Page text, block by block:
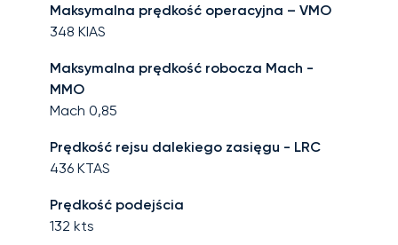
Maksymalna prędkość operacyjna – VMO
348 KIAS
Maksymalna prędkość robocza Mach -
MMO
Mach 0,85
Prędkość rejsu dalekiego zasięgu - LRC
436 KTAS
Prędkość podejścia
132 kts